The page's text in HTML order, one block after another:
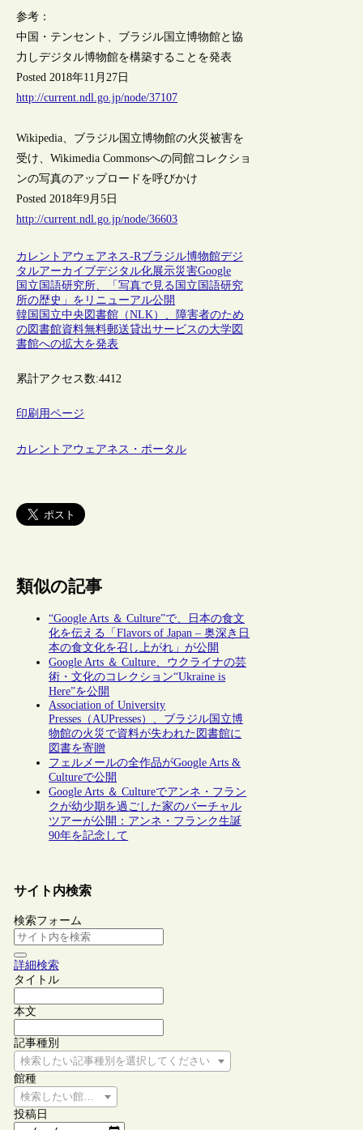
参考：
中国・テンセント、ブラジル国立博物館と協
力しデジタル博物館を構築することを発表
Posted 2018年11月27日
http://current.ndl.go.jp/node/37107
Wikipedia、ブラジル国立博物館の火災被害を
受け、Wikimedia Commonsへの同館コレクショ
ンの写真のアップロードを呼びかけ
Posted 2018年9月5日
http://current.ndl.go.jp/node/36603
カレントアウェアネス-Rブラジル博物館デジ
タルアーカイブデジタル化展示災害Google
国立国語研究所、「写真で見る国立国語研究
所の歴史」をリニューアル公開
韓国国立中央図書館（NLK）、障害者のため
の図書館資料無料郵送貸出サービスの大学図
書館への拡大を発表
累計アクセス数:4412
印刷用ページ
カレントアウェアネス・ポータル
類似の記事
“Google Arts ＆ Culture”で、日本の食文
化を伝える「Flavors of Japan – 奥深き日
本の食文化を召し上がれ」が公開
Google Arts ＆ Culture、ウクライナの芸
術・文化のコレクション“Ukraine is
Here”を公開
Association of University
Presses（AUPresses）、ブラジル国立博
物館の火災で資料が失われた図書館に
図書を寄贈
フェルメールの全作品がGoogle Arts &
Cultureで公開
Google Arts ＆ Cultureでアンネ・フラン
クが幼少期を過ごした家のバーチャル
ツアーが公開：アンネ・フランク生誕
90年を記念して
サイト内検索
検索フォーム
詳細検索
タイトル
本文
記事種別
検索したい記事種別を選択してください
館種
検索したい館種を選択してください
投稿日